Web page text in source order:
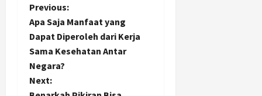
P
o
s
t
Previous:
Apa Saja Manfaat yang
Dapat Diperoleh dari Kerja
Sama Kesehatan Antar
Negara?
Next: